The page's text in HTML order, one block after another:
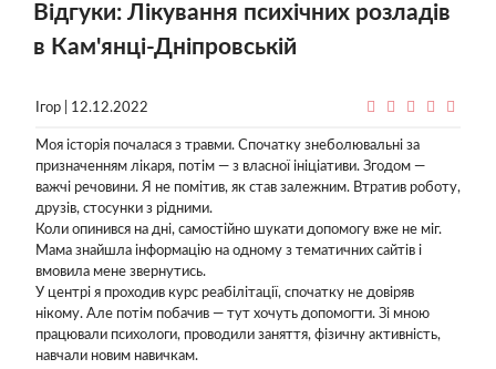
Відгуки: Лікування психічних розладів
в Кам'янці-Дніпровській
Ігор | 12.12.2022
Моя історія почалася з травми. Спочатку знеболювальні за
призначенням лікаря, потім — з власної ініціативи. Згодом —
важчі речовини. Я не помітив, як став залежним. Втратив роботу,
друзів, стосунки з рідними.
Коли опинився на дні, самостійно шукати допомогу вже не міг.
Мама знайшла інформацію на одному з тематичних сайтів і
вмовила мене звернутись.
У центрі я проходив курс реабілітації, спочатку не довіряв
нікому. Але потім побачив — тут хочуть допомогти. Зі мною
працювали психологи, проводили заняття, фізичну активність,
навчали новим навичкам.